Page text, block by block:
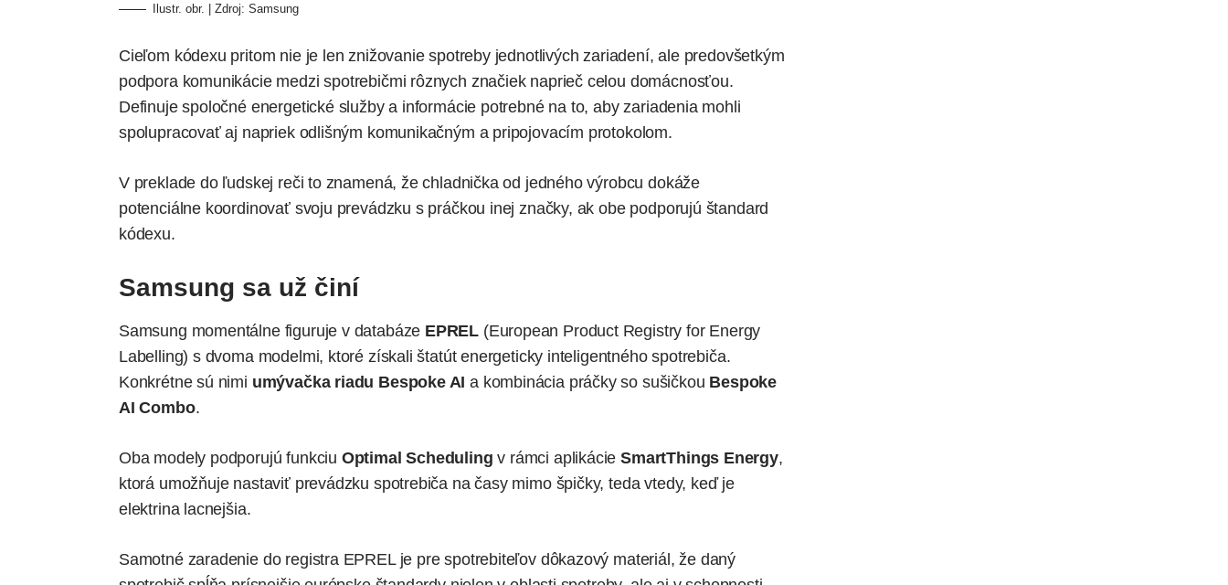
Ilustr. obr. | Zdroj: Samsung
Cieľom kódexu pritom nie je len znižovanie spotreby jednotlivých zariadení, ale predovšetkým
podpora komunikácie medzi spotrebičmi rôznych značiek naprieč celou domácnosťou.
Definuje spoločné energetické služby a informácie potrebné na to, aby zariadenia mohli
spolupracovať aj napriek odlišným komunikačným a pripojovacím protokolom.
V preklade do ľudskej reči to znamená, že chladnička od jedného výrobcu dokáže
potenciálne koordinovať svoju prevádzku s práčkou inej značky, ak obe podporujú štandard
kódexu.
Samsung sa už činí
Samsung momentálne figuruje v databáze EPREL (European Product Registry for Energy
Labelling) s dvoma modelmi, ktoré získali štatút energeticky inteligentného spotrebiča.
Konkrétne sú nimi umývačka riadu Bespoke AI a kombinácia práčky so sušičkou Bespoke
AI Combo.
Oba modely podporujú funkciu Optimal Scheduling v rámci aplikácieSmartThings Energy,
ktorá umožňuje nastaviť prevádzku spotrebiča na časy mimo špičky, teda vtedy, keď je
elektrina lacnejšia.
Samotné zaradenie do registra EPREL je pre spotrebiteľov dôkazový materiál, že daný